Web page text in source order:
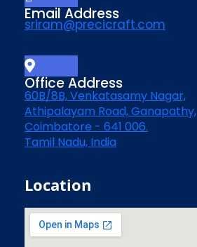
Email Address
sriram@precicraft.com
Office Address
60B/8B, Venkatasamy Nagar,
Athipalayam Road, Ganapathy,
Coimbatore - 641 006.
Tamil Nadu, India
Location